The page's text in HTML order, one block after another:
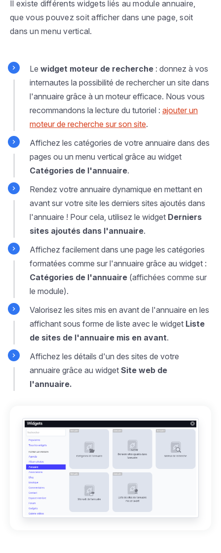
Il existe différents widgets liés au module annuaire,
que vous pouvez soit afficher dans une page, soit
dans un menu vertical.
Le widget moteur de recherche : donnez à vos
internautes la possibilité de rechercher un site dans
l'annuaire grâce à un moteur efficace. Nous vous
recommandons la lecture du tutoriel : ajouter un
moteur de recherche sur son site.
Affichez les catégories de votre annuaire dans des
pages ou un menu vertical grâce au widget
Catégories de l'annuaire.
Rendez votre annuaire dynamique en mettant en
avant sur votre site les derniers sites ajoutés dans
l'annuaire ! Pour cela, utilisez le widget Derniers
sites ajoutés dans l'annuaire.
Affichez facilement dans une page les catégories
formatées comme sur l'annuaire grâce au widget :
Catégories de l'annuaire (affichées comme sur
le module).
Valorisez les sites mis en avant de l'annuaire en les
affichant sous forme de liste avec le widget Liste
de sites de l'annuaire mis en avant.
Affichez les détails d'un des sites de votre
annuaire grâce au widget Site web de
l'annuaire.